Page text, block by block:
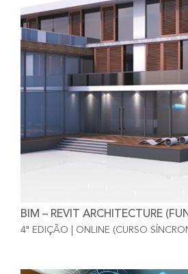
BIM – REVIT ARCHITECTURE
4ª EDIÇÃO | ONLINE (CURSO